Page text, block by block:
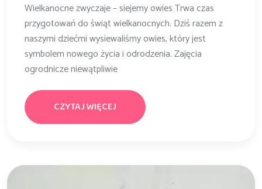
Wielkanocne zwyczaje – siejemy owies Trwa czas
przygotowań do świąt wielkanocnych. Dziś razem z
naszymi dziećmi wysiewaliśmy owies, który jest
symbolem nowego życia i odrodzenia. Zajęcia
ogrodnicze niewątpliwie
CZYTAJ WIĘCEJ